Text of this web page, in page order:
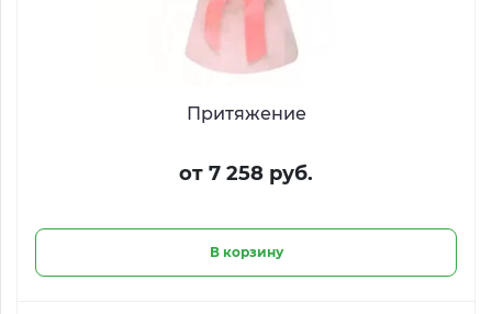
Притяжение
от 7 258 руб.
В корзину